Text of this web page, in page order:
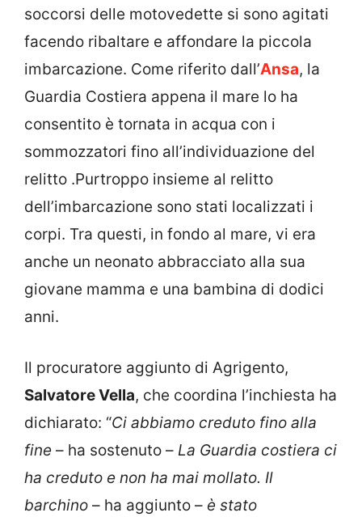
soccorsi delle motovedette si sono agitati
facendo ribaltare e affondare la piccola
imbarcazione. Come riferito dall’Ansa, la
Guardia Costiera appena il mare lo ha
consentito è tornata in acqua con i
sommozzatori fino all’individuazione del
relitto .Purtroppo insieme al relitto
dell’imbarcazione sono stati localizzati i
corpi. Tra questi, in fondo al mare, vi era
anche un neonato abbracciato alla sua
giovane mamma e una bambina di dodici
anni.
Il procuratore aggiunto di Agrigento,
Salvatore Vella, che coordina l’inchiesta ha
dichiarato: “Ci abbiamo creduto fino alla
fine – ha sostenuto – La Guardia costiera ci
ha creduto e non ha mai mollato. Il
barchino – ha aggiunto – è stato